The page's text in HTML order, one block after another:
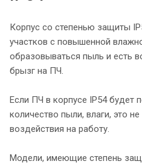
Корпус со степенью защиты
участков с повышенной
образовываться пыль и есть
брызг на ПЧ.
Если ПЧ в корпусе IP54 будет
количество пыли, влаги, это
воздействия на работу.
Модели, имеющие степень